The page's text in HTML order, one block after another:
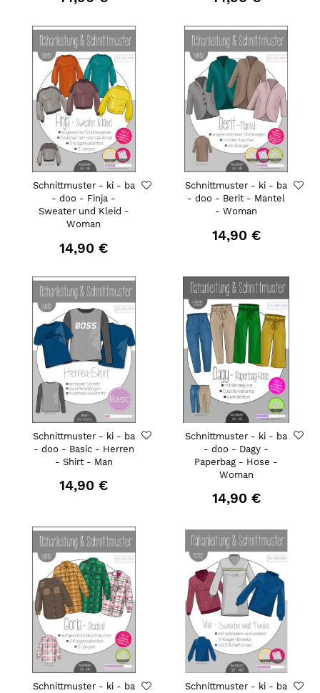
Schnittmuster - ki - ba
- doo - Finja -
Sweater und Kleid -
Woman
14,90 €
Schnittmuster - ki - ba
- doo - Berit - Mantel
- Woman
14,90 €
Schnittmuster - ki - ba
- doo - Basic - Herren
- Shirt - Man
14,90 €
Schnittmuster - ki - ba
- doo - Dagy -
Paperbag - Hose -
Woman
14,90 €
Schnittmuster - ki - ba
Schnittmuster - ki - ba